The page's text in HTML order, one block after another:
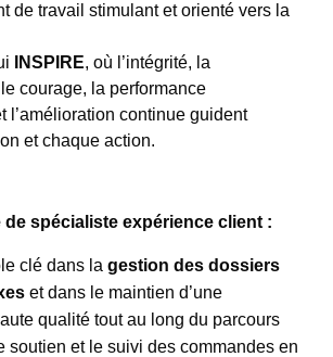
de travail stimulant et orienté vers la
INSPIRE, où l’intégrité, la
courage, la performance
l’amélioration continue guident
et chaque action.
de spécialiste expérience client :
clé dans lagestion des dossiers
et dans le maintien d’une
qualité tout au long du parcours
soutien et le suivi des commandes en